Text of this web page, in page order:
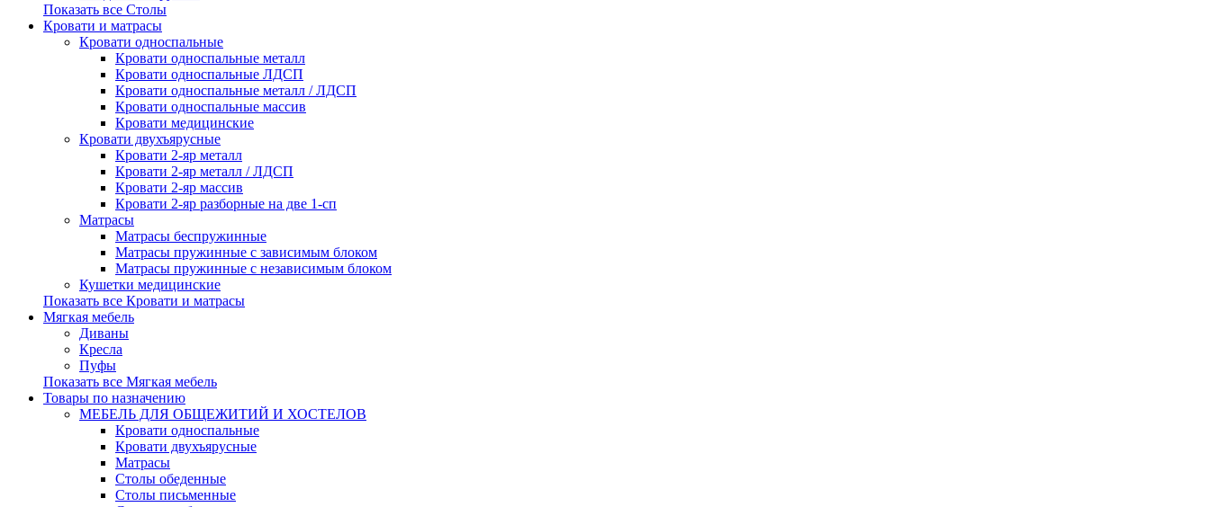
Показать все Столы
Кровати и матрасы
Кровати односпальные
Кровати односпальные металл
Кровати односпальные ЛДСП
Кровати односпальные металл / ЛДСП
Кровати односпальные массив
Кровати медицинские
Кровати двухъярусные
Кровати 2-яр металл
Кровати 2-яр металл / ЛДСП
Кровати 2-яр массив
Кровати 2-яр разборные на две 1-сп
Матрасы
Матрасы беспружинные
Матрасы пружинные с зависимым блоком
Матрасы пружинные с независимым блоком
Кушетки медицинские
Показать все Кровати и матрасы
Мягкая мебель
Диваны
Кресла
Пуфы
Показать все Мягкая мебель
Товары по назначению
МЕБЕЛЬ ДЛЯ ОБЩЕЖИТИЙ И ХОСТЕЛОВ
Кровати односпальные
Кровати двухъярусные
Матрасы
Столы обеденные
Столы письменные